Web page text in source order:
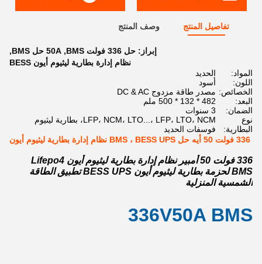
تفاصيل المنتج وصف المنتج
إبراز: حل 336 فولت BMS , 50A حل BMS
,
نظام إدارة بطارية ليثيوم أيون BESS
المواد:
الحديد
اللون:
أسود
الخصائص: مصدر طاقة مزدوج DC & AC
البعد:
482 * 132 * 500 ملم
الضمان:
3 سنوات
نوع
البطارية:
LFP، NCM، LTO...، LFP، LTO، NCM، بطارية ليثيوم
فوسفات الحديد
336 فولت 50 أيه حل BMS ، BESS UPS نظام إدارة بطارية ليثيوم أيون
336 فولت 50 أمبير نظام إدارة بطارية ليثيوم أيون Lifepo4
BMS لحزمة بطارية ليثيوم أيون BESS UPS تطبيق الطاقة
الشمسية المنزلية
336V50A BMS